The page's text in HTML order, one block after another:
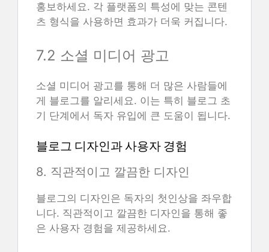
홍보하세요. 각 플랫폼의 특성에 맞는 콘텐
츠 형식을 사용하면 효과가 더욱 커집니다.
7.2 소셜 미디어 광고
소셜 미디어 광고를 통해 더 많은 사람들에
게 블로그를 알리세요. 이는 특히 블로그 초
기 단계에서 독자 유입에 큰 도움이 됩니다.
블로그 디자인과 사용자 경험
8. 직관적이고 깔끔한 디자인
블로그의 디자인은 독자의 첫인상을 좌우합
니다. 직관적이고 깔끔한 디자인을 통해 좋
은 사용자 경험을 제공하세요.